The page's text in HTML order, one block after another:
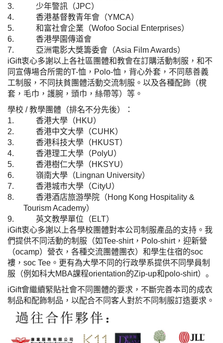
3.
少年警訊（JPC）
4.
香港基督教青年會（YMCA）
5.
和富社會企業（Wofoo Social Enterprises）
6.
香港學園傳道會
7.
亞洲電影大獎籌委會（Asia Film Awards）
iGift衷心多謝以上各社區團體和教會在訂購活動制服，和不
同宣傳場合所需的T-恤， Polo-恤，背心外套，不同慈善義
工制服，不同扶貧團體活動交流制服。以及各種配飾（櫈
套，毛巾，護腕，頭巾，絲帶等）等。
學校 /教學團體（排名不分先後）：
1.
香港大學（HKU）
2.
香港中文大學（CUHK）
3.
香港科技大學（HKUST）
4.
香港理工大學（PolyU）
5.
香港樹仁大學（HKSYU）
6.
嶺南大學（ Lingnan University）
7.
香港城市大學（CityU）
8.
香港酒店旅游學院（Hong Kong Hospitality &
Tourism Academy）
9.
英文教學單位（ELT）
iGift衷心多謝以上各學校團體對本公司制服產品的支持。我
們提供不同活動的制服（如Tee-shirt， Polo-shirt，迎新營
（ocamp）營衣，各種交流團體團衣）和學生住宿的soc
褸， soc Tee 。 更有為大學不同的行政學系提供不同學員制
服（例如科大MBA課程orientation的Zip-up和polo-shirt）。
iGift會繼續緊貼社會不同團體的要求，不斷完善本司的成衣
制品和配飾制品，以配合不同客人對於不同制服訂造要求。